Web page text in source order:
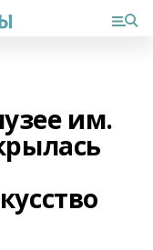
им.